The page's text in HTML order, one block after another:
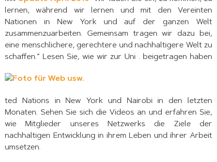
lernen, während wir lernen und mit den Vereinten
Nationen in New York und auf der ganzen Welt
zusammenzuarbeiten. Gemeinsam tragen wir dazu bei,
eine menschlichere, gerechtere und nachhaltigere Welt zu
schaffen.“ Lesen Sie, wie wir zur Uni . beigetragen haben
ted Nations in New York und Nairobi in den letzten
Monaten. Sehen Sie sich die Videos an und erfahren Sie,
wie Mitglieder unseres Netzwerks die Ziele der
nachhaltigen Entwicklung in ihrem Leben und ihrer Arbeit
umsetzen.